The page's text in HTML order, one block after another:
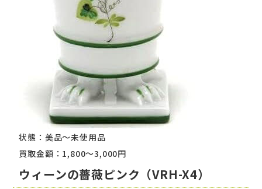
状態：美品～未使用品
買取金額：1,800～3,000円
ウィーンの薔薇ピンク（VRH-X4）